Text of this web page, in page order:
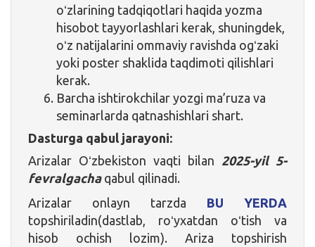
oʻzlarining tadqiqotlari haqida yozma
hisobot tayyorlashlari kerak, shuningdek,
oʻz natijalarini ommaviy ravishda ogʻzaki
yoki poster shaklida taqdimoti qilishlari
kerak.
Barcha ishtirokchilar yozgi ma’ruza va
seminarlarda qatnashishlari shart.
Dasturga qabul jarayoni:
Arizalar Oʻzbekiston vaqti bilan 2025-yil 5-
fevralgachaqabul qilinadi.
Arizalar onlayn tarzda BU YERDA
topshiriladin(dastlab, roʻyxatdan oʻtish va
hisob ochish lozim). Ariza topshirish